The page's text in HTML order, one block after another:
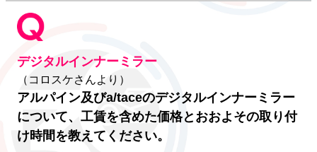
デジタルインナーミラー
（コロスケさんより）
アルパイン及びa/taceのデジタルインナーミラー
について、工賃を含めた価格とおおよその取り付
け時間を教えてください。